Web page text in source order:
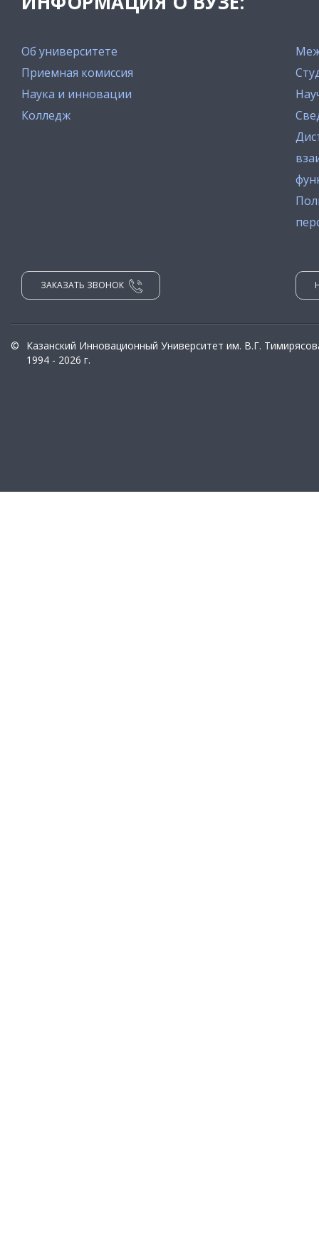
Об университете
Приемная комиссия
Наука и инновации
Колледж
ЗАКАЗАТЬ ЗВОНОК
©
Казанский Инновационный Университет им. В.Г.
1994 - 2026 г.